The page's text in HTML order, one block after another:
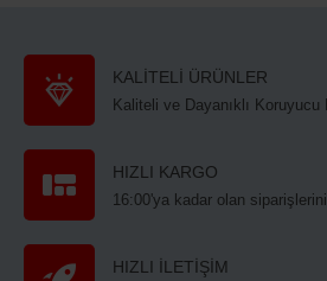
KALİTELİ ÜRÜNLER
Kaliteli ve Dayanıklı Koruyucu
HIZLI KARGO
16:00'ya kadar olan
HIZLI İLETİŞİM